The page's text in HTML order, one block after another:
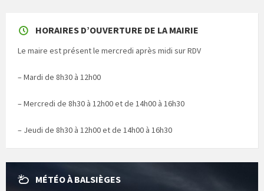
HORAIRES D’OUVERTURE DE LA MAIRIE
Le maire est présent le mercredi après midi sur RDV
– Mardi de 8h30 à 12h00
– Mercredi de 8h30 à 12h00 et de 14h00 à 16h30
– Jeudi de 8h30 à 12h00 et de 14h00 à 16h30
MÉTÉO À BALSIÈGES